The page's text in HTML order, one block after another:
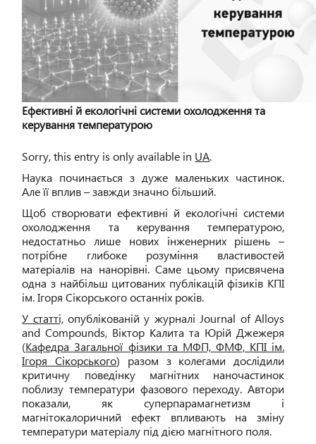
Ефективні й екологічні системи охолодження та
керування температурою
Sorry, this entry is only available in UA.
Наука починається з дуже маленьких частинок.
Але її вплив – завжди значно більший.
Щоб створювати ефективні й екологічні системи
охолодження та керування температурою,
недостатньо лише нових інженерних рішень –
потрібне глибоке розуміння властивостей
матеріалів на нанорівні. Саме цьому присвячена
одна з найбільш цитованих публікацій фізиків КПІ
ім. Ігоря Сікорського останніх років.
У статті,опублікованій у журналі Journal of Alloys
and Compounds, Віктор Калита та Юрій Джежеря
(Кафедра Загальної фізики та МФП, ФМФ, КПІ ім.
Ігоря Сікорського) разом з колегами дослідили
критичну поведінку магнітних наночастинок
поблизу температури фазового переходу. Автори
показали, як суперпарамагнетизм і
магнітокалоричний ефект впливають на зміну
температури матеріалу під дією магнітного поля.